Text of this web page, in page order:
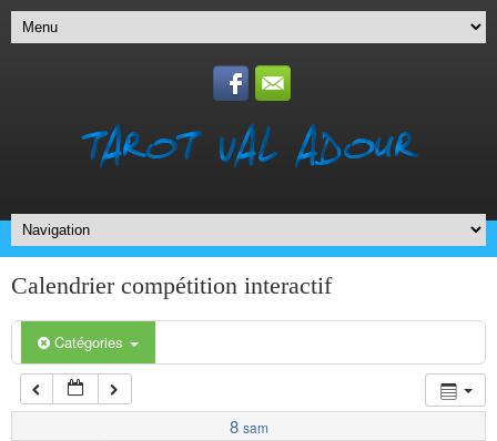
Calendrier compétition interactif
Catégories
8 sam
6 h 00 min
7 h 00 min